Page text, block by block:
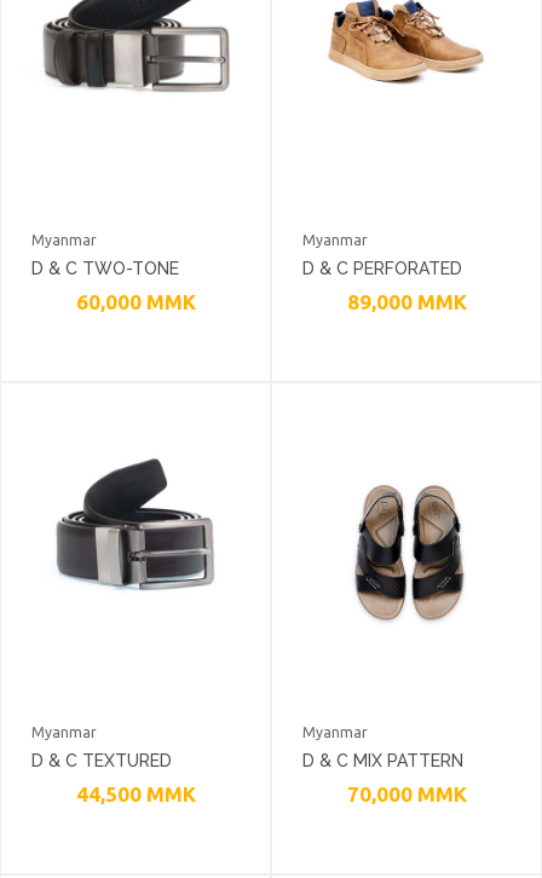
Myanmar
D & C TWO-TONE
SMOOTH LEATHER
60,000 MMK
Myanmar
D & C PERFORATED
CHUKKA LACE-UP
89,000 MMK
Myanmar
D & C TEXTURED
LEATHER FEATHER EDGE
44,500 MMK
Myanmar
D & C MIX PATTERN
LEATHER SANDALS
70,000 MMK